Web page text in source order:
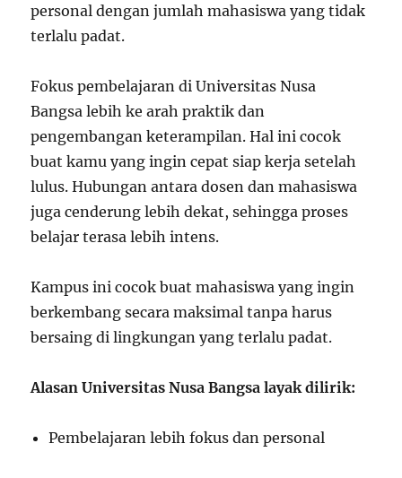
personal dengan jumlah mahasiswa yang tidak
terlalu padat.
Fokus pembelajaran di Universitas Nusa
Bangsa lebih ke arah praktik dan
pengembangan keterampilan. Hal ini cocok
buat kamu yang ingin cepat siap kerja setelah
lulus. Hubungan antara dosen dan mahasiswa
juga cenderung lebih dekat, sehingga proses
belajar terasa lebih intens.
Kampus ini cocok buat mahasiswa yang ingin
berkembang secara maksimal tanpa harus
bersaing di lingkungan yang terlalu padat.
Alasan Universitas Nusa Bangsa layak dilirik:
Pembelajaran lebih fokus dan personal